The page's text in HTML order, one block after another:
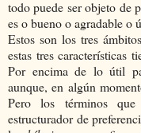
todo puede ser objeto de
es o bueno o agradable
Estos son los tres
estas tres características
Por encima de lo útil
aunque, en algún
Pero los términos
estructurador de